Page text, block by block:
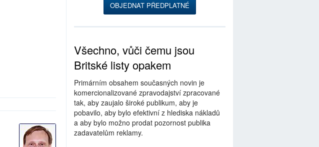
OBJEDNAT PŘEDPLATNÉ
Všechno, vůči čemu jsou
Britské listy opakem
Primárním obsahem současných novin je
komercionalizované zpravodajství zpracované
tak, aby zaujalo široké publikum, aby je
pobavilo, aby bylo efektivní z hlediska nákladů
a aby bylo možno prodat pozornost publika
zadavatelům reklamy.